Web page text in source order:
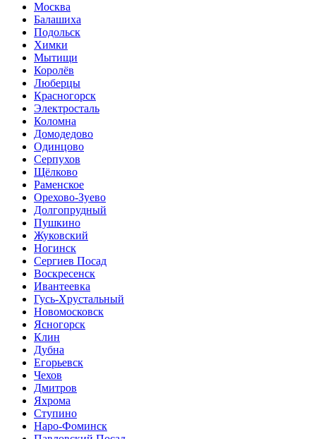
Москва
Балашиха
Подольск
Химки
Мытищи
Королёв
Люберцы
Красногорск
Электросталь
Коломна
Домодедово
Одинцово
Серпухов
Щёлково
Раменское
Орехово-Зуево
Долгопрудный
Пушкино
Жуковский
Ногинск
Сергиев Посад
Воскресенск
Ивантеевка
Гусь-Хрустальный
Новомосковск
Ясногорск
Клин
Дубна
Егорьевск
Чехов
Дмитров
Яхрома
Ступино
Наро-Фоминск